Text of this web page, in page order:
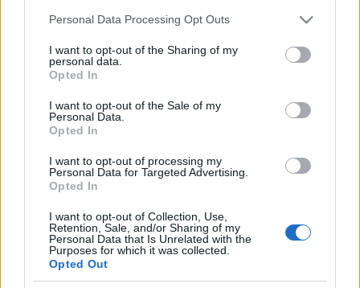
Please note that this website/app uses one or more Google
not limited to your visit or usage behaviour. You may click to
grant or deny consent to Google and its third-party tags to
use your data for below specified purposes in below Google
consent section.
Personal Data Processing Opt Outs
I want to opt-out of the Sharing of my
personal data.
Opted In
I want to opt-out of the Sale of my
Personal Data.
Opted In
I want to opt-out of processing my
Personal Data for Targeted Advertising.
Opted In
I want to opt-out of Collection, Use,
Retention, Sale, and/or Sharing of my
Personal Data that Is Unrelated with the
Purposes for which it was collected.
Opted Out
Augusztus 21-én a Strasbourgból érkező Ensemble
Augusztus 22 -én az AllegrA Vonósnégyes kápráztatja el a
közönséget és ugyanezen a napon a Katolikus templomban
egy különleges, a Szent Erzslébet emlékév alkalmából
létrejött produkciót, a Harmonia terrenát láthatják az
érdeklődők. Augusztus 23-án a kolozsvári Brassai
Kamarazenekar lép fel,23-én és24-én pedig a Marquise
Barokk kosztümös kamaraegyüttes koncertje hallható,
én pedig Graciela Araya (Chile) és a Kolozsvári Magyar Opera